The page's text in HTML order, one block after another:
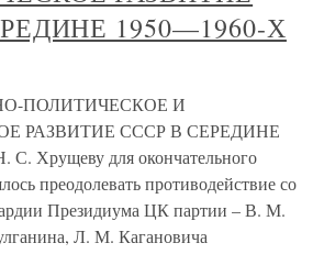
1950—1960-Х
ПОЛИТИЧЕСКОЕ И
РАЗВИТИЕ СССР В СЕРЕДИНЕ
Хрущеву для окончательного
преодолевать противодействие со
Президиума ЦК партии – В. М.
Л. М. Кагановича